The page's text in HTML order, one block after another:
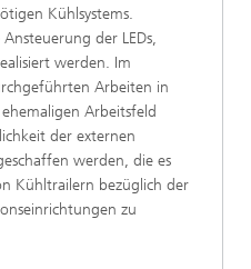
Kühlsystems.
der LEDs,
werden. Im
Arbeiten in
Arbeitsfeld
der externen
werden, die es
Kühltrailern bezüglich der
zu